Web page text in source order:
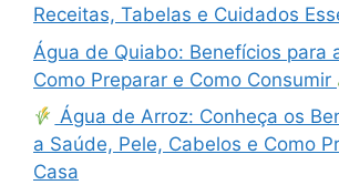
Receitas, Tabelas e Cuidados
Água de Quiabo: Benefícios para
Como Preparar e Como Consumir
Água de Arroz: Conheça os
a Saúde, Pele, Cabelos e Como
Casa